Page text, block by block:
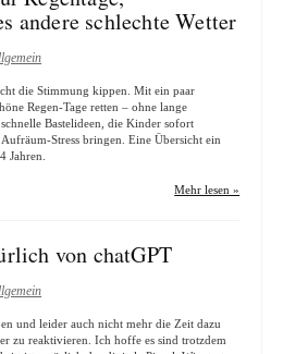
andere schlechte Wetter
die Stimmung kippen. Mit ein paar
Regen-Tage retten – ohne lange
Bastelideen, die Kinder sofort
Stress bringen. Eine Übersicht ein
Jahren.
Mehr lesen »
von chatGPT
und leider auch nicht mehr die Zeit dazu
zu reaktivieren. Ich hoffe es sind trotzdem